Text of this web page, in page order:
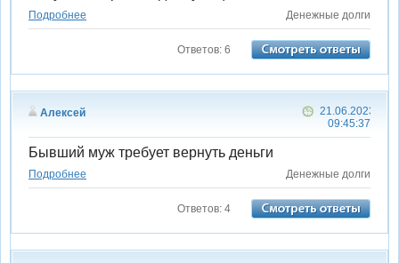
Подробнее Денежные долги
Ответов: 6
Алексей
21.06.2023
09:45:37
Бывший муж требует вернуть деньги
Подробнее Денежные долги
Ответов: 4